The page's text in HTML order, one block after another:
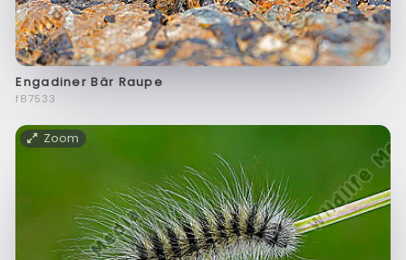
Engadiner Bär Raupe
f87533
Zoom